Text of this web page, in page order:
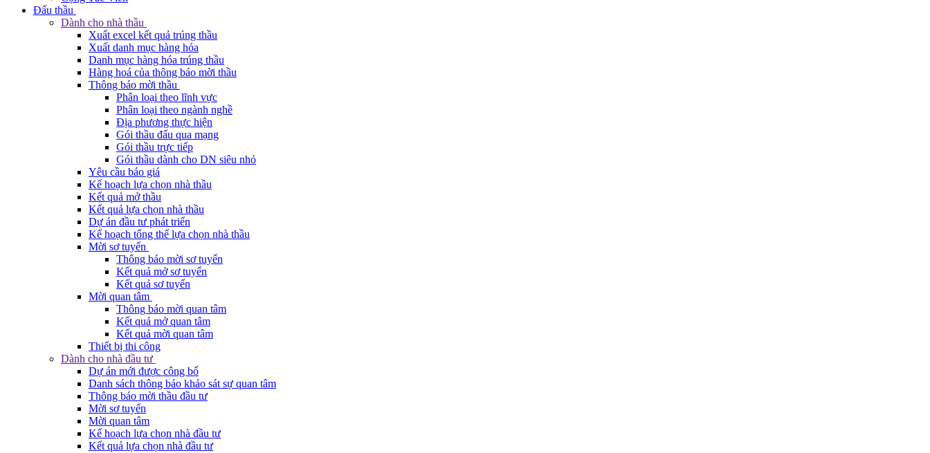
Đấu thầu
Dành cho nhà thầu
Xuất excel kết quả trúng thầu
Xuất danh mục hàng hóa
Danh mục hàng hóa trúng thầu
Hàng hoá của thông báo mời thầu
Thông báo mời thầu
Phân loại theo lĩnh vực
Phân loại theo ngành nghề
Địa phương thực hiện
Gói thầu đấu qua mạng
Gói thầu trực tiếp
Gói thầu dành cho DN siêu nhỏ
Yêu cầu báo giá
Kế hoạch lựa chọn nhà thầu
Kết quả mở thầu
Kết quả lựa chọn nhà thầu
Dự án đầu tư phát triển
Kế hoạch tổng thể lựa chọn nhà thầu
Mời sơ tuyển
Thông báo mời sơ tuyển
Kết quả mở sơ tuyển
Kết quả sơ tuyển
Mời quan tâm
Thông báo mời quan tâm
Kết quả mở quan tâm
Kết quả mời quan tâm
Thiết bị thi công
Dành cho nhà đầu tư
Dự án mới được công bố
Danh sách thông báo khảo sát sự quan tâm
Thông báo mời thầu đầu tư
Mời sơ tuyển
Mời quan tâm
Kế hoạch lựa chọn nhà đầu tư
Kết quả lựa chọn nhà đầu tư